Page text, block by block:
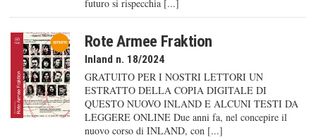
futuro si rispecchia [...]
Rote Armee Fraktion
Inland n. 18/2024
GRATUITO PER I NOSTRI LETTORI UN
ESTRATTO DELLA COPIA DIGITALE DI
QUESTO NUOVO INLAND E ALCUNI TESTI DA
LEGGERE ONLINE Due anni fa, nel concepire il
nuovo corso di INLAND, con [...]